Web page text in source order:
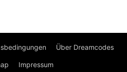
Über Dreamcodes
Impressum